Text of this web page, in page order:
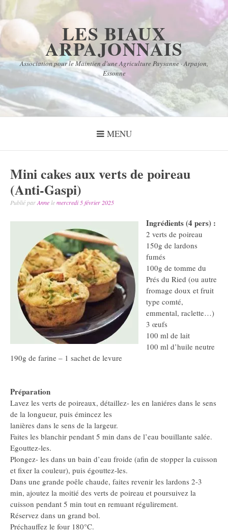
Aller
au
contenu
LES BIAUX
ARPAJONNAIS
Association pour le Maintien d'une Agriculture Paysanne · Arpajon,
Essonne
MENU
Mini cakes aux verts de poireau
(Anti-Gaspi)
Publié parAnnelemercredi 5 février 2025
Ingrédients (4 pers) :
2 verts de poireau
150g de lardons
fumés
100g de tomme du
Prés du Ried (ou autre
fromage doux et fruit
type comté,
emmental, raclette…)
3 œufs
100 ml de lait
100 ml d’huile neutre
190g de farine – 1 sachet de levure
Préparation
Lavez les verts de poireaux, détaillez- les en laniéres dans le sens
de la longueur, puis émincez les
lanières dans le sens de la largeur.
Faites les blanchir pendant 5 min dans de l’eau bouillante salée.
Egouttez-les.
Plongez- les dans un bain d’eau froide (afin de stopper la cuisson
et fixer la couleur), puis égouttez-les.
Dans une grande poêle chaude, faites revenir les lardons 2-3
min, ajoutez la moitié des verts de poireau et poursuivez la
cuisson pendant 5 min tout en remuant régulirement.
Réservez dans un grand bol.
Préchauffez le four 180°C.